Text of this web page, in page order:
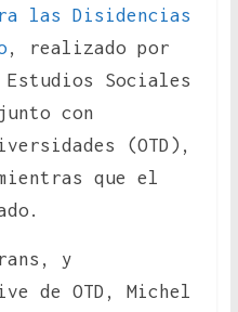
las Disidencias
, realizado por
Estudios Sociales
con
(OTD),
que el
y
de OTD, Michel